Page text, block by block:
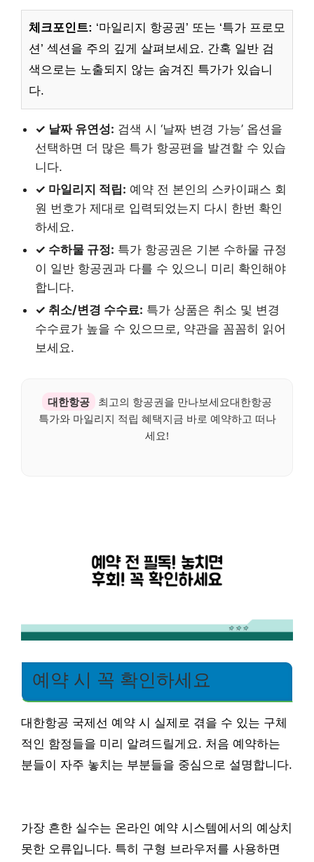
체크포인트: ‘마일리지 항공권’ 또는 ‘특가 프로모
션’ 섹션을 주의 깊게 살펴보세요. 간혹 일반 검
색으로는 노출되지 않는 숨겨진 특가가 있습니
다.
✓ 날짜 유연성: 검색 시 ‘날짜 변경 가능’ 옵션을
선택하면 더 많은 특가 항공편을 발견할 수 있습
니다.
✓ 마일리지 적립: 예약 전 본인의 스카이패스 회
원 번호가 제대로 입력되었는지 다시 한번 확인
하세요.
✓ 수하물 규정: 특가 항공권은 기본 수하물 규정
이 일반 항공권과 다를 수 있으니 미리 확인해야
합니다.
✓ 취소/변경 수수료: 특가 상품은 취소 및 변경
수수료가 높을 수 있으므로, 약관을 꼼꼼히 읽어
보세요.
대한항공
최고의 항공권을 만나보세요대한항공
특가와 마일리지 적립 혜택지금 바로 예약하고 떠나
세요!
예약 시 꼭 확인하세요
대한항공 국제선 예약 시 실제로 겪을 수 있는 구체
적인 함정들을 미리 알려드릴게요. 처음 예약하는
분들이 자주 놓치는 부분들을 중심으로 설명합니다.
가장 흔한 실수는 온라인 예약 시스템에서의 예상치
못한 오류입니다. 특히 구형 브라우저를 사용하면